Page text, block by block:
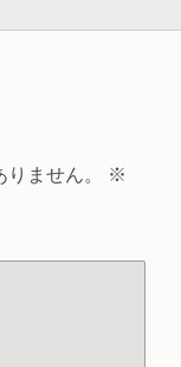
ません。
※